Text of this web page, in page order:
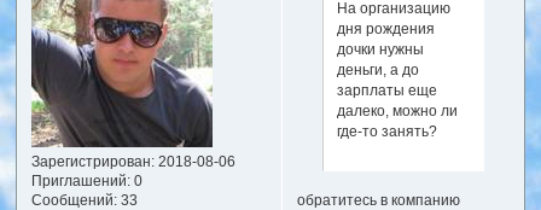
Зарегистрирован: 2018-08-06
Приглашений:0
Сообщений:33
На организацию
дня рождения
дочки нужны
деньги, а до
зарплаты еще
далеко, можно ли
где-то занять?
обратитесь в компанию